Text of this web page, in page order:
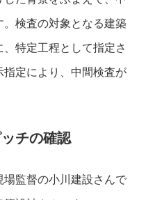
検査の対象となる建築
特定工程として指定さ
定により、中間検査が
チの確認
監督の小川建設さんで